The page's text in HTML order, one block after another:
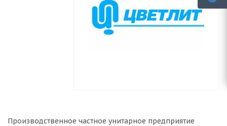
Производственное частное унитарное предприятие